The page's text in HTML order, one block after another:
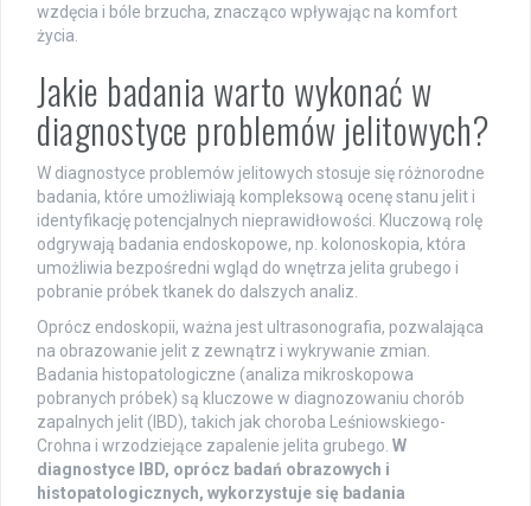
wzdęcia i bóle brzucha, znacząco wpływając na komfort
życia.
Jakie badania warto wykonać w
diagnostyce problemów jelitowych?
W diagnostyce problemów jelitowych stosuje się różnorodne
badania, które umożliwiają kompleksową ocenę stanu jelit i
identyfikację potencjalnych nieprawidłowości. Kluczową rolę
odgrywają badania endoskopowe, np. kolonoskopia, która
umożliwia bezpośredni wgląd do wnętrza jelita grubego i
pobranie próbek tkanek do dalszych analiz.
Oprócz endoskopii, ważna jest ultrasonografia, pozwalająca
na obrazowanie jelit z zewnątrz i wykrywanie zmian.
Badania histopatologiczne (analiza mikroskopowa
pobranych próbek) są kluczowe w diagnozowaniu chorób
zapalnych jelit (IBD), takich jak choroba Leśniowskiego-
Crohna i wrzodziejące zapalenie jelita grubego. W
diagnostyce IBD, oprócz badań obrazowych i
histopatologicznych, wykorzystuje się badania